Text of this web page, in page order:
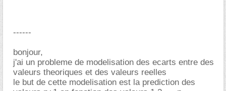
------
bonjour,
j'ai un probleme de modelisation des ecarts entre des
valeurs theoriques et des valeurs reelles
le but de cette modelisation est la prediction des